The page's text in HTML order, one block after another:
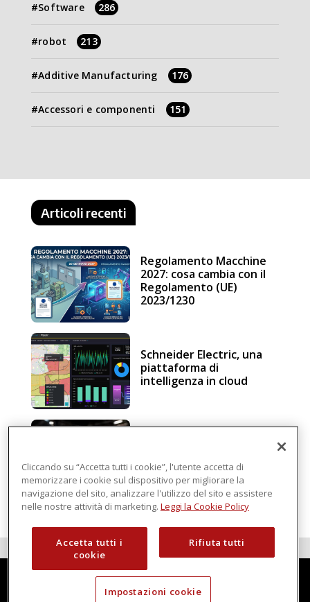
Software 286
robot 213
Additive Manufacturing 176
Accessori e componenti 151
Articoli recenti
Regolamento Macchine
2027: cosa cambia con il
Regolamento (UE)
2023/1230
Schneider Electric, una
piattaforma di
intelligenza in cloud
Regolamento macchine
Cliccando su “Accetta tutti i cookie”, l'utente accetta di
memorizzare i cookie sul dispositivo per migliorare la
navigazione del sito, analizzare l'utilizzo del sito e assistere
nelle nostre attività di marketing. Leggi la Cookie Policy
Accetta tutti i
cookie
Rifiuta tutti
Impostazioni cookie